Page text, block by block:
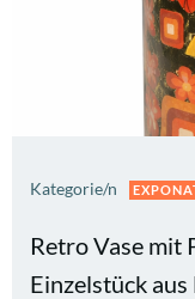
Kategorie/n
Retro Vase mit
Einzelstück